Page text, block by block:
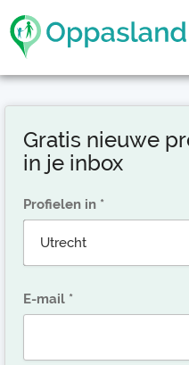
Gratis nieuwe
in je inbox
Profielen in
E-mail